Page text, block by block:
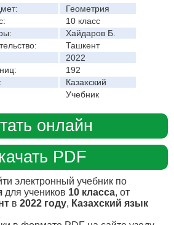
Геометрия
10 класс
Хайдаров Б.
Ташкент
2022
192
Казахский
Учебник
онлайн
PDF
электронный учебник по
для учеников 10 класса, от
в 2022 году, Казахский язык